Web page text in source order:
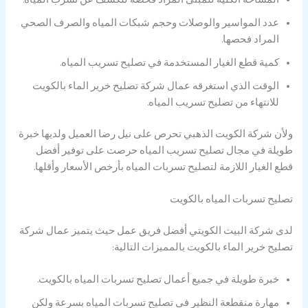
عدد المواسير والوصلات وحجم شبكات المياه والصرف الصحي
المراد فحصها.
كمية قطع الغيار المستخدمة في تصليح تسريب المياه.
الوقت الذي استغرقه عمال شركة تصليح خرير الماء بالكويت
للانتهاء من تصليح تسريب المياه.
ولأن شركة الكويت الذهبي تحرص على نيل رضا العميل ولديها خبرة
طويلة في مجال تصليح تسريب المياه حرصت على توفير أفضل
قطع الغيار اللازمة لتصليح تسربات المياه بأرخص الأسعار وأقلها.
تصليح تسربات المياه بالكويت
لدى شركة البيت الكويتي أفضل فريق عمل حيث يتميز عمال شركة
تصليح خرير الماء بالكويت بالمميزات التالية:
خبرة طويلة في جميع أعمال تصليح تسربات المياه بالكويت.
مهارة منقطعة النظير في تصليح تسربات المياه بسرعة ولكن